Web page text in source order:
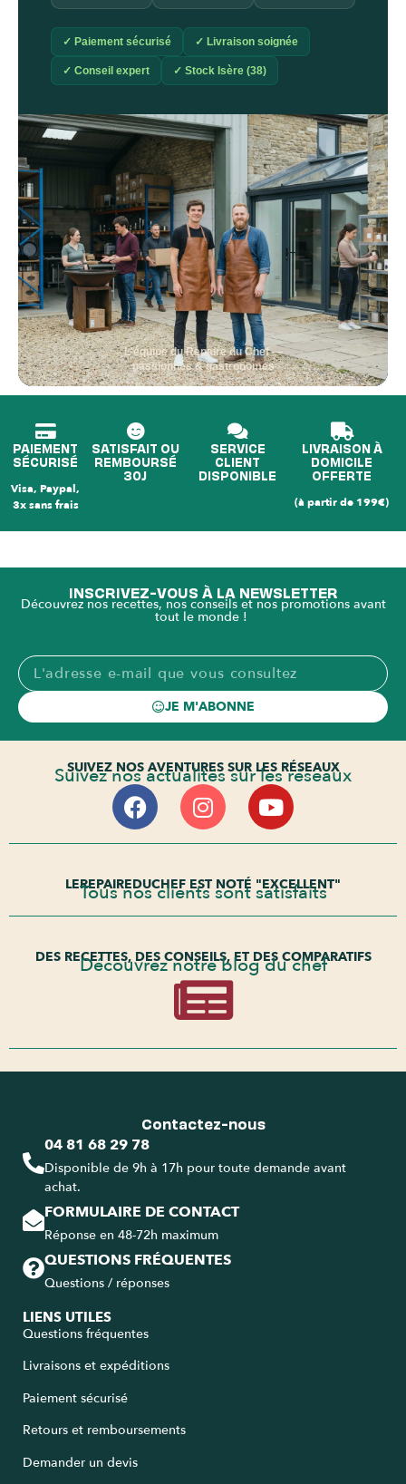
✓ Paiement sécurisé ✓ Livraison soignée
✓ Conseil expert ✓ Stock Isère (38)
L'équipe du Repaire du Chef —
passionnés & gastronomes
PAIEMENT
SÉCURISÉ
Visa, Paypal,
3x sans frais
SATISFAIT OU
REMBOURSÉ
30J
SERVICE
CLIENT
DISPONIBLE
LIVRAISON À
DOMICILE
OFFERTE
(à partir de 199€)
INSCRIVEZ-VOUS À LA NEWSLETTER
Découvrez nos recettes, nos conseils et nos promotions avant
tout le monde !
JE M'ABONNE
SUIVEZ NOS AVENTURES SUR LES RÉSEAUX
Suivez nos actualités sur les réseaux
LEREPAIREDUCHEF EST NOTÉ "EXCELLENT"
Tous nos clients sont satisfaits
DES RECETTES, DES CONSEILS, ET DES COMPARATIFS
Découvrez notre blog du chef
Contactez-nous
04 81 68 29 78
Disponible de 9h à 17h pour toute demande avant
achat.
FORMULAIRE DE CONTACT
Réponse en 48-72h maximum
QUESTIONS FRÉQUENTES
Questions / réponses
LIENS UTILES
Questions fréquentes
Livraisons et expéditions
Paiement sécurisé
Retours et remboursements
Demander un devis